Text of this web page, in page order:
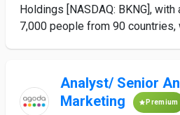
Holdings [NASDAQ: BKNG],
7,000 people from 90 countries,
Analyst/ Senior
Marketing
Premium